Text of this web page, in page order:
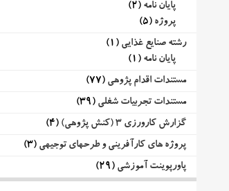
پایان نامه (2)
پروژه (5)
رشته صنایع غذایی (1)
پایان نامه (1)
مستندات اقدام پژوهی (77)
مستندات تجربیات شغلی (39)
گزارش کارورزی 3 (کنش پژوهی)
(4)
پروژه های کارآفرینی و طرحهای توجیهی (3)
پاورپوینت آموزشی (29)